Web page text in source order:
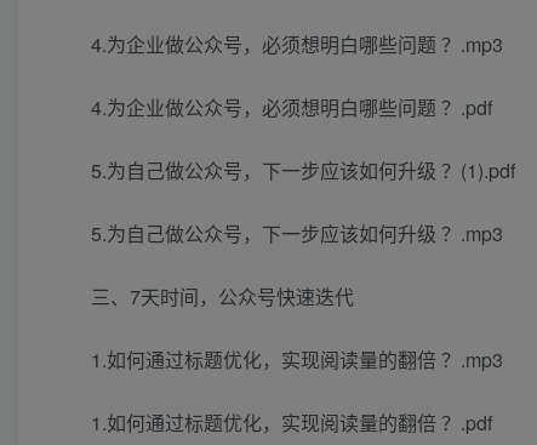
4.为企业做公众号，必须想明白哪些问题 ？.mp3
4.为企业做公众号，必须想明白哪些问题 ？.pdf
5.为自己做公众号，下一步应该如何升级 ？(1).pdf
5.为自己做公众号，下一步应该如何升级 ？.mp3
三、7天时间，公众号快速迭代
1.如何通过标题优化，实现阅读量的翻倍 ？.mp3
1.如何通过标题优化，实现阅读量的翻倍 ？.pdf